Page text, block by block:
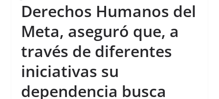
Derechos Humanos del
Meta, aseguró que, a
través de diferentes
iniciativas su
dependencia busca